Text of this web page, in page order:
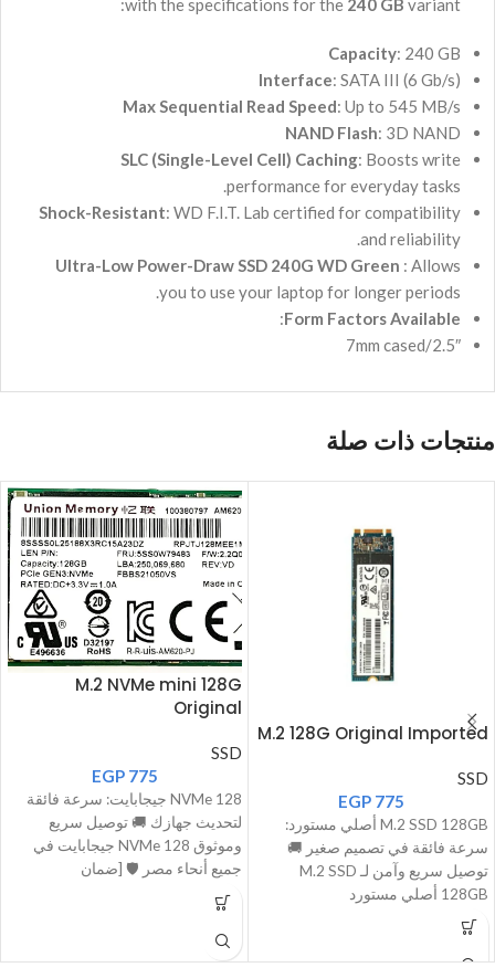
Capacity: 240 GB
Interface: SATA III (6 Gb/s)
Max Sequential Read Speed: Up to 545 MB/s
NAND Flash: 3D NAND
SLC (Single-Level Cell) Caching: Boosts write
performance for everyday tasks.
Shock-Resistant: WD F.I.T. Lab certified for compatibility
and reliability.
Ultra-Low Power-Draw SSD 240G WD Green : Allows
you to use your laptop for longer periods.
Form Factors Available
:
2.5″/7mm cased
منتجات ذات صلة
M.2 128G Original Imported
SSD
EGP 775
M.2 SSD 128GB أصلي مستورد:
سرعة فائقة في تصميم صغير 🚚
توصيل سريع وآمن لـ M.2 SSD
128GB أصلي مستورد
M.2 NVMe mini 128G
Original
SSD
EGP 775
NVMe 128 جيجابايت: سرعة فائقة
لتحديث جهازك 🚚 توصيل سريع
وموثوق NVMe 128 جيجابايت في
جميع أنحاء مصر 🛡️ [ضمان